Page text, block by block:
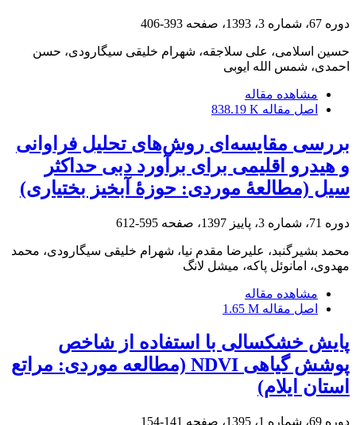
دوره 67، شماره 3، 1393، صفحه 393-406
حسین اسلامی، علی سلاجقه، شهرام خلیقی سیگارودی، حسن
احمدی، شمس الله ایوبی
مشاهده مقاله
اصل مقاله 838.19 K
بررسی مقایسه‌ای روش‌های تحلیل فراوانی
و هیدرو اقلیمی برای برآورد دبی حداکثر
سیل (مطالعۀ موردی: حوزۀ آبخیز بختیاری)
دوره 71، شماره 3، پاییز 1397، صفحه 595-612
محمد بشیرگنبد، علیرضا مقدم نیا، شهرام خلیقی سیگارودی، محمد
مهدوی، امانوئل پاکه، میشل لانگ
مشاهده مقاله
اصل مقاله 1.65 M
پایش خشکسالی با استفاده از شاخص‌
پوشش گیاهی NDVI (مطالعه موردی: مراتع
استان ایلام)
دوره 69، شماره 1، 1395، صفحه 141-154